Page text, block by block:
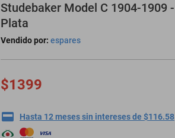
Studebaker Model C 1904-1909 -
Plata
Vendido por: espares
$1399
Hasta 12 meses sin intereses de $116.58